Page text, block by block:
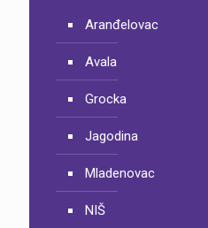
Aranđelovac
Avala
Grocka
Jagodina
Mladenovac
NIŠ